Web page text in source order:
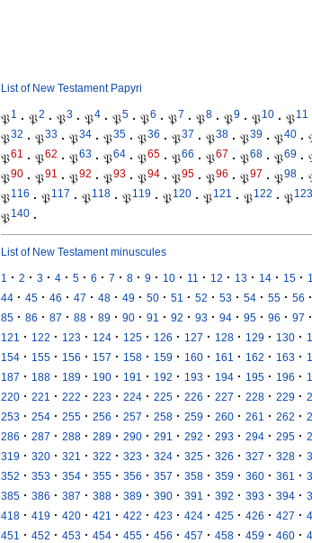
List of New Testament Papyri
𝔓1 · 𝔓2 · 𝔓3 · 𝔓4 · 𝔓5 · 𝔓6 · 𝔓7 · 𝔓8 · 𝔓9 · 𝔓10 · 𝔓11
𝔓32 · 𝔓33 · 𝔓34 · 𝔓35 · 𝔓36 · 𝔓37 · 𝔓38 · 𝔓39 · 𝔓40 ·
𝔓61 · 𝔓62 · 𝔓63 · 𝔓64 · 𝔓65 · 𝔓66 · 𝔓67 · 𝔓68 · 𝔓69 ·
𝔓90 · 𝔓91 · 𝔓92 · 𝔓93 · 𝔓94 · 𝔓95 · 𝔓96 · 𝔓97 · 𝔓98 ·
𝔓116 · 𝔓117 · 𝔓118 · 𝔓119 · 𝔓120 · 𝔓121 · 𝔓122 · 𝔓123
𝔓140 ·
List of New Testament minuscules
1 · 2 · 3 · 4 · 5 · 6 · 7 · 8 · 9 · 10 · 11 · 12 · 13 · 14 · 15 ·
44 · 45 · 46 · 47 · 48 · 49 · 50 · 51 · 52 · 53 · 54 · 55 · 56 ·
85 · 86 · 87 · 88 · 89 · 90 · 91 · 92 · 93 · 94 · 95 · 96 · 97 ·
121 · 122 · 123 · 124 · 125 · 126 · 127 · 128 · 129 · 130 ·
154 · 155 · 156 · 157 · 158 · 159 · 160 · 161 · 162 · 163 ·
187 · 188 · 189 · 190 · 191 · 192 · 193 · 194 · 195 · 196 ·
220 · 221 · 222 · 223 · 224 · 225 · 226 · 227 · 228 · 229 ·
253 · 254 · 255 · 256 · 257 · 258 · 259 · 260 · 261 · 262 ·
286 · 287 · 288 · 289 · 290 · 291 · 292 · 293 · 294 · 295 ·
319 · 320 · 321 · 322 · 323 · 324 · 325 · 326 · 327 · 328 ·
352 · 353 · 354 · 355 · 356 · 357 · 358 · 359 · 360 · 361 ·
385 · 386 · 387 · 388 · 389 · 390 · 391 · 392 · 393 · 394 ·
418 · 419 · 420 · 421 · 422 · 423 · 424 · 425 · 426 · 427 ·
451 · 452 · 453 · 454 · 455 · 456 · 457 · 458 · 459 · 460 ·